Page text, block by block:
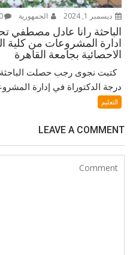
ديسمبر 1, 2024 الجمهورية 0
الباحثة رانا عادل مصطفي
ادارة المشروعات من كلية
الاحصائية بجامعة القاهرة
كتبت نجوى رجب حصلت
درجة الدكتوراة في إدارة
التعليم
LEAVE A COMMENT